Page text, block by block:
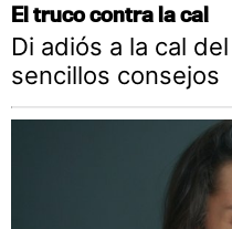
El truco contra la cal
Di adiós a la cal
sencillos consejos